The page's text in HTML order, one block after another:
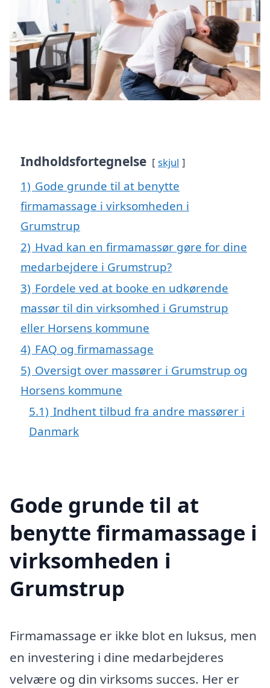
Indholdsfortegnelse skjul
1) Gode grunde til at benytte
firmamassage i virksomheden i
Grumstrup
2) Hvad kan en firmamassør gøre for dine
medarbejdere i Grumstrup?
3) Fordele ved at booke en udkørende
massør til din virksomhed i Grumstrup
eller Horsens kommune
4) FAQ og firmamassage
5) Oversigt over massører i Grumstrup og
Horsens kommune
5.1) Indhent tilbud fra andre massører i
Danmark
Gode grunde til at
benytte firmamassage i
virksomheden i
Grumstrup
Firmamassage er ikke blot en luksus, men
en investering i dine medarbejderes
velvære og din virksoms succes. Her er